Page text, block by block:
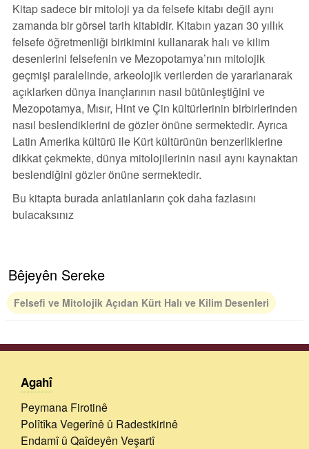
Kitap sadece bir mitoloji ya da felsefe kitabı değil aynı
zamanda bir görsel tarih kitabidir. Kitabın yazarı 30 yıllık
felsefe öğretmenliği birikimini kullanarak halı ve kilim
desenlerini felsefenin ve Mezopotamya’nın mitolojik
geçmişi paralelinde, arkeolojik verilerden de yararlanarak
açıklarken dünya inançlarının nasıl bütünleştiğini ve
Mezopotamya, Mısır, Hint ve Çin kültürlerinin birbirlerinden
nasıl beslendiklerini de gözler önüne sermektedir. Ayrıca
Latin Amerika kültürü ile Kürt kültürünün benzerliklerine
dikkat çekmekte, dünya mitolojilerinin nasıl aynı kaynaktan
beslendiğini gözler önüne sermektedir.
Bu kitapta burada anlatılanların çok daha fazlasını
bulacaksınız
Bêjeyên Sereke
Felsefi ve Mitolojik Açıdan Kürt Halı ve Kilim Desenleri
Agahî
Peymana Firotinê
Polîtîka Vegerînê û Radestkirinê
Endamî û Qaîdeyên Veşartî